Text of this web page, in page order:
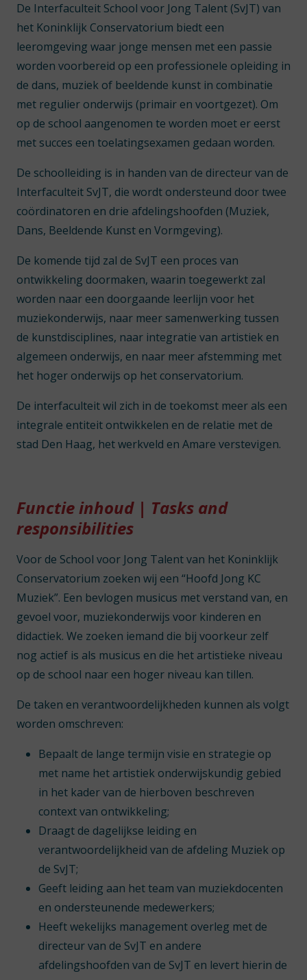
De Interfaculteit School voor Jong Talent (SvJT) van
het Koninklijk Conservatorium biedt een
leeromgeving waar jonge mensen met een passie
worden voorbereid op een professionele opleiding in
de dans, muziek of beeldende kunst in combinatie
met regulier onderwijs (primair en voortgezet). Om
op de school aangenomen te worden moet er eerst
met succes een toelatingsexamen gedaan worden.
De schoolleiding is in handen van de directeur van de
Interfaculteit SvJT, die wordt ondersteund door twee
coördinatoren en drie afdelingshoofden (Muziek,
Dans, Beeldende Kunst en Vormgeving).
De komende tijd zal de SvJT een proces van
ontwikkeling doormaken, waarin toegewerkt zal
worden naar een doorgaande leerlijn voor het
muziekonderwijs, naar meer samenwerking tussen
de kunstdisciplines, naar integratie van artistiek en
algemeen onderwijs, en naar meer afstemming met
het hoger onderwijs op het conservatorium.
De interfaculteit wil zich in de toekomst meer als een
integrale entiteit ontwikkelen en de relatie met de
stad Den Haag, het werkveld en Amare verstevigen.
Functie inhoud | Tasks and
responsibilities
Voor de School voor Jong Talent van het Koninklijk
Conservatorium zoeken wij een “Hoofd Jong KC
Muziek”. Een bevlogen musicus met verstand van, en
gevoel voor, muziekonderwijs voor kinderen en
didactiek. We zoeken iemand die bij voorkeur zelf
nog actief is als musicus en die het artistieke niveau
op de school naar een hoger niveau kan tillen.
De taken en verantwoordelijkheden kunnen als volgt
worden omschreven:
Bepaalt de lange termijn visie en strategie op
met name het artistiek onderwijskundig gebied
in het kader van de hierboven beschreven
context van ontwikkeling;
Draagt de dagelijkse leiding en
verantwoordelijkheid van de afdeling Muziek op
de SvJT;
Geeft leiding aan het team van muziekdocenten
en ondersteunende medewerkers;
Heeft wekelijks management overleg met de
directeur van de SvJT en andere
afdelingshoofden van de SvJT en levert hierin de